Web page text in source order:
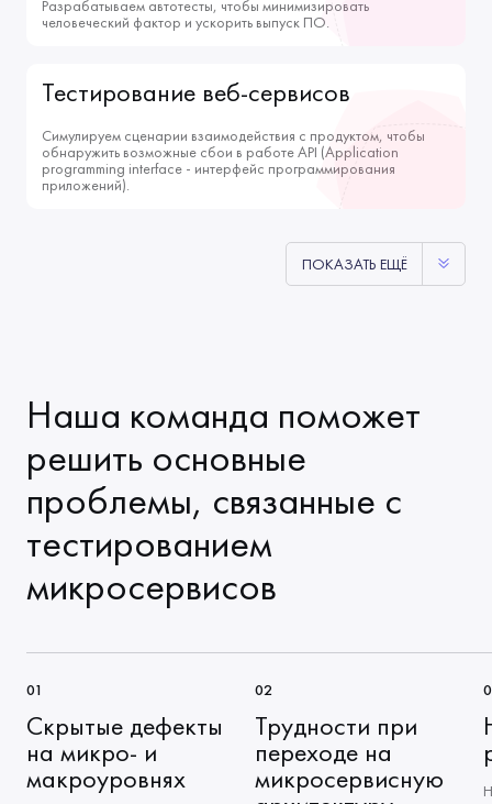
Разрабатываем автотесты, чтобы минимизировать
человеческий фактор и ускорить выпуск ПО.
Тестирование веб-сервисов
Симулируем сценарии взаимодействия с продуктом, чтобы
обнаружить возможные сбои в работе API (Application
programming interface - интерфейс программирования
приложений).
ПОКАЗАТЬ ЕЩЁ
Наша команда поможет
решить основные
проблемы, связанные с
тестированием
микросервисов
Скрытые дефекты
на микро- и
макроуровнях
Трудности при
переходе на
микросервисную